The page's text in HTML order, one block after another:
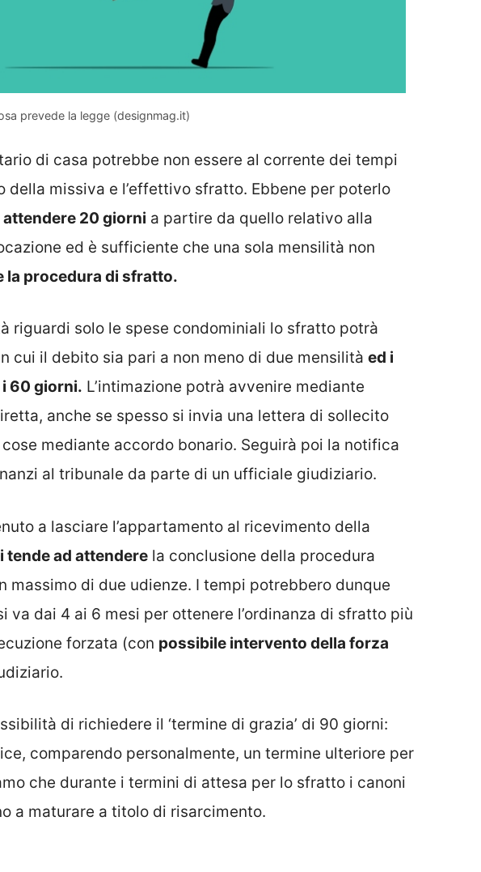
prevede la legge (designmag.it)
di casa potrebbe non essere al corrente dei tempi
della missiva e l’effettivo sfratto. Ebbene per poterlo
20 giorni a partire da quello relativo alla
ed è sufficiente che una sola mensilità non
la procedura di sfratto.
riguardi solo le spese condominiali lo sfratto potrà
cui il debito sia pari a non meno di due mensilità ed i
60 giorni. L’intimazione potrà avvenire mediante
anche se spesso si invia una lettera di sollecito
mediante accordo bonario. Seguirà poi la notifica
al tribunale da parte di un ufficiale giudiziario.
a lasciare l’appartamento al ricevimento della
tende ad attendere la conclusione della procedura
massimo di due udienze. I tempi potrebbero dunque
va dai 4 ai 6 mesi per ottenere l’ordinanza di sfratto più
forzata (con possibile intervento della forza
di richiedere il ‘termine di grazia’ di 90 giorni:
comparendo personalmente, un termine ulteriore per
che durante i termini di attesa per lo sfratto i canoni
a maturare a titolo di risarcimento.